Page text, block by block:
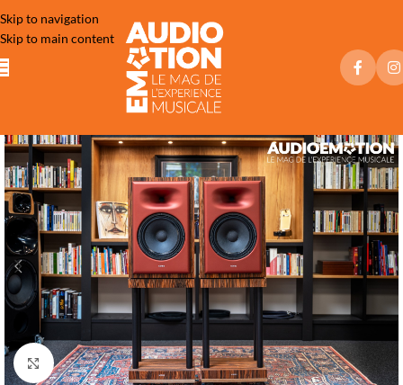
Skip to navigation
Skip to main content
Click to enlarge